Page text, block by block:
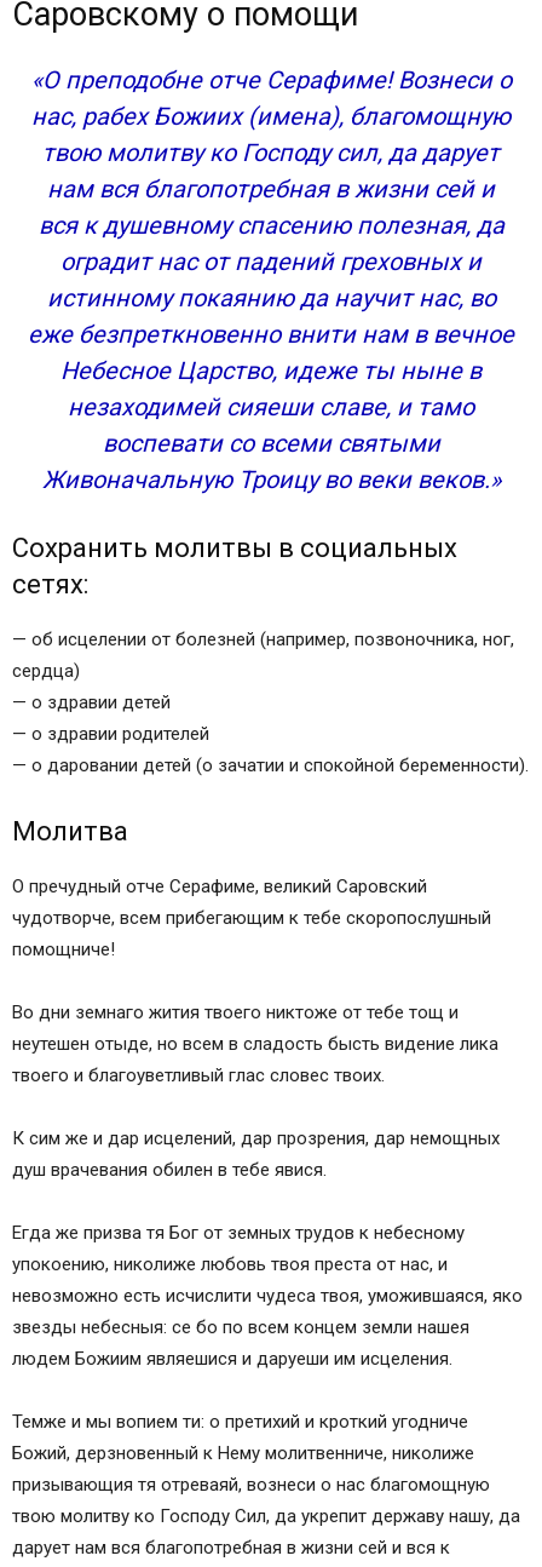
Саровскому о помощи
«О преподобне отче Серафиме! Вознеси о
нас, рабех Божиих (имена), благомощную
твою молитву ко Господу сил, да дарует
нам вся благопотребная в жизни сей и
вся к душевному спасению полезная, да
оградит нас от падений греховных и
истинному покаянию да научит нас, во
еже безпреткновенно внити нам в вечное
Небесное Царство, идеже ты ныне в
незаходимей сияеши славе, и тамо
воспевати со всеми святыми
Живоначальную Троицу во веки веков.»
Сохранить молитвы в социальных
сетях:
— об исцелении от болезней (например, позвоночника, ног,
сердца)
— о здравии детей
— о здравии родителей
— о даровании детей (о зачатии и спокойной беременности).
Молитва
О пречудный отче Серафиме, великий Саровский
чудотворче, всем прибегающим к тебе скоропослушный
помощниче!
Во дни земнаго жития твоего никтоже от тебе тощ и
неутешен отыде, но всем в сладость бысть видение лика
твоего и благоуветливый глас словес твоих.
К сим же и дар исцелений, дар прозрения, дар немощных
душ врачевания обилен в тебе явися.
Егда же призва тя Бог от земных трудов к небесному
упокоению, николиже любовь твоя преста от нас, и
невозможно есть исчислити чудеса твоя, уможившаяся, яко
звезды небесныя: се бо по всем концем земли нашея
людем Божиим являешися и даруеши им исцеления.
Темже и мы вопием ти: о претихий и кроткий угодниче
Божий, дерзновенный к Нему молитвенниче, николиже
призывающия тя отреваяй, вознеси о нас благомощную
твою молитву ко Господу Сил, да укрепит державу нашу, да
дарует нам вся благопотребная в жизни сей и вся к